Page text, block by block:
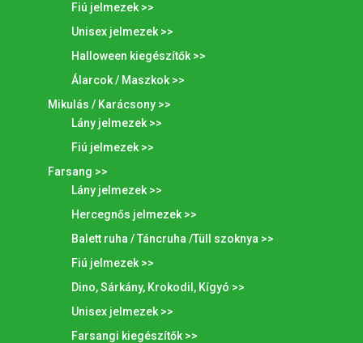
Fiú jelmezek >>
Unisex jelmezek >>
Halloween kiegészítők >>
Álarcok / Maszkok >>
Mikulás / Karácsony >>
Lány jelmezek >>
Fiú jelmezek >>
Farsang >>
Lány jelmezek >>
Hercegnős jelmezek >>
Balett ruha / Táncruha /Tüll szoknya >>
Fiú jelmezek >>
Dino, Sárkány, Krokodil, Kígyó >>
Unisex jelmezek >>
Farsangi kiegészítők >>